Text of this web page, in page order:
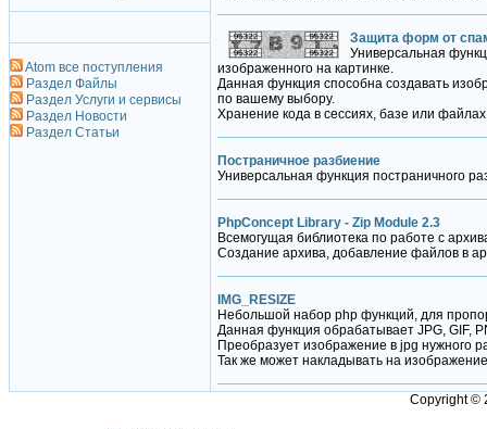
Atom все поступления
Раздел Файлы
Раздел Услуги и сервисы
Раздел Новости
Раздел Статьи
Защита форм от
Универсальная
изображенного на картинке.
Данная функция способна создавать
по вашему выбору.
Хранение кода в сессиях, базе или
Постраничное разбиение
Универсальная функция постраничного
PhpConcept Library - Zip Module 2.3
Всемогущая библиотека по работе с
Создание архива, добавление файлов в
IMG_RESIZE
Небольшой набор php функций, для
Данная функция обрабатывает JPG, GIF,
Преобразует изображение в jpg нужного
Так же может накладывать на
Copyright ©